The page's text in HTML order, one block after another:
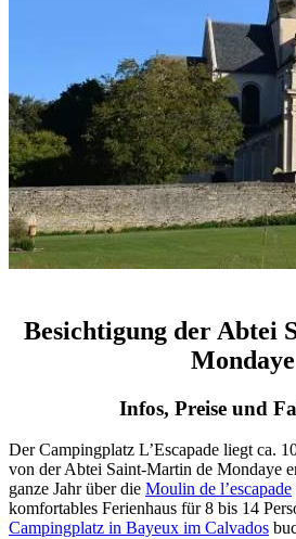
Besichtigung der Abtei
Mondaye
Infos, Preise und
Der Campingplatz L’Escapade liegt ca.
von der Abtei Saint-Martin de Mondaye
ganze Jahr über die Moulin de l’escapade
komfortables Ferienhaus für 8 bis 14
Campingplatz in Bayeux im Calvados